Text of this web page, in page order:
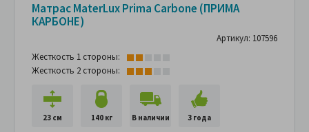
Матрас MaterLux Prima Carbone (ПРИМА
КАРБОНЕ)
Артикул: 107596
Жесткость 1 стороны:
Жесткость 2 стороны:
23 см 140 кг В наличии 3 года